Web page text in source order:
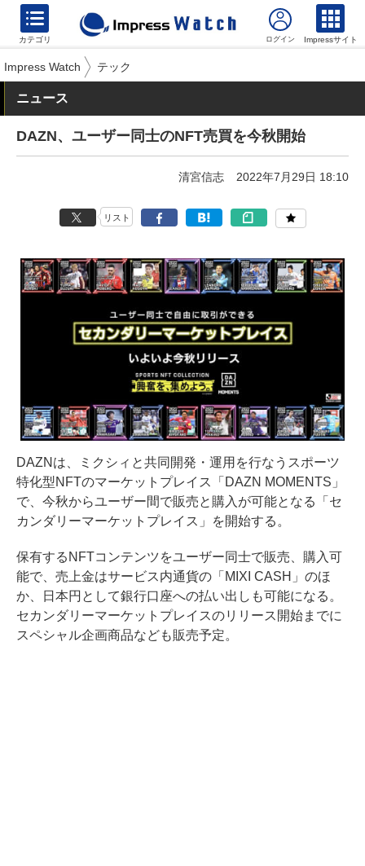
カテゴリ Impressサイト
Impress Watch テック
ニュース
DAZN、ユーザー同士のNFT売買を今秋開始
清宮信志 2022年7月29日 18:10
リスト
DAZNは、ミクシィと共同開発・運用を行なうスポーツ
特化型NFTのマーケットプレイス「DAZN MOMENTS」
で、今秋からユーザー間で販売と購入が可能となる「セ
カンダリーマーケットプレイス」を開始する。
保有するNFTコンテンツをユーザー同士で販売、購入可
能で、売上金はサービス内通貨の「MIXI CASH」のほ
か、日本円として銀行口座への払い出しも可能になる。
セカンダリーマーケットプレイスのリリース開始までに
スペシャル企画商品なども販売予定。